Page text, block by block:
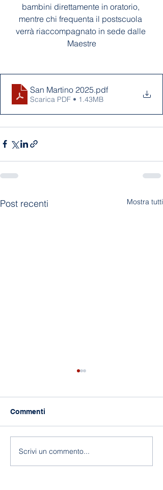
bambini direttamente in oratorio,
mentre chi frequenta il postscuola
verrà riaccompagnato in sede dalle
Maestre
San Martino 2025.pdf
Scarica PDF • 1.43MB
Post recenti Mostra tutti
118 anni di Asilo!
Commenti
Scrivi un commento...